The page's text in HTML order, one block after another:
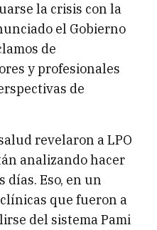
la crisis con la
el Gobierno
de
y profesionales
de
revelaron a LPO
analizando hacer
días. Eso, en un
que fueron a
del sistema Pami